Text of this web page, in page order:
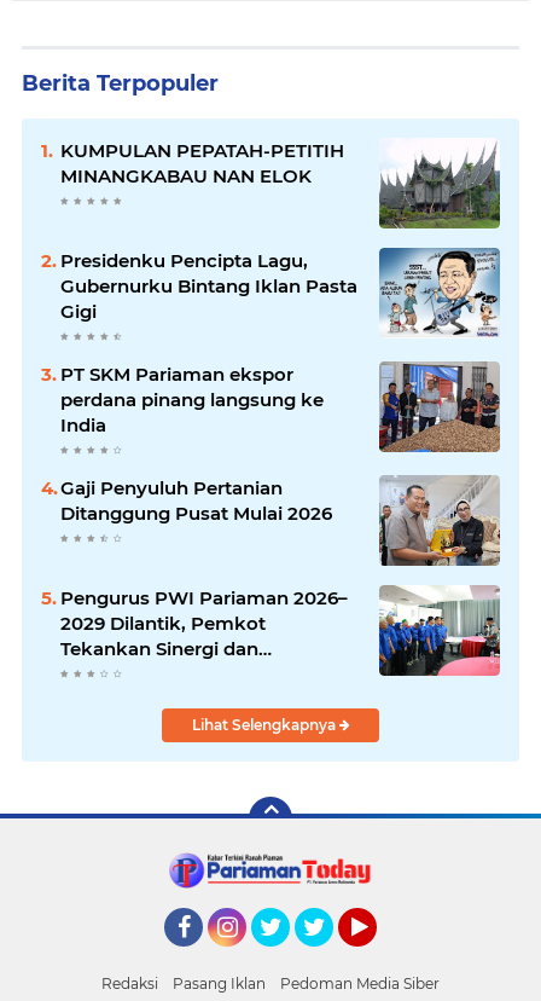
Berita Terpopuler
KUMPULAN PEPATAH-PETITIH
MINANGKABAU NAN ELOK
Presidenku Pencipta Lagu,
Gubernurku Bintang Iklan Pasta
Gigi
PT SKM Pariaman ekspor
perdana pinang langsung ke
India
Gaji Penyuluh Pertanian
Ditanggung Pusat Mulai 2026
Pengurus PWI Pariaman 2026–
2029 Dilantik, Pemkot
Tekankan Sinergi dan
Profesionalisme Pers
Lihat Selengkapnya
Redaksi Pasang Iklan Pedoman Media Siber